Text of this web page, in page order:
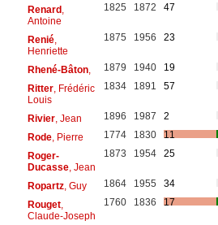
Renard,
Antoine
1825 1872 47
Renié,
Henriette
1875 1956 23
Rhené-Bâton, 1879 1940
19
Ritter, Frédéric
Louis
1834 1891 57
Rivier, Jean 1896 1987
2
Rode, Pierre 1774 1830
11
Roger-
Ducasse, Jean
1873 1954 25
Ropartz, Guy 1864 1955
34
Rouget,
Claude-Joseph
1760 1836 17